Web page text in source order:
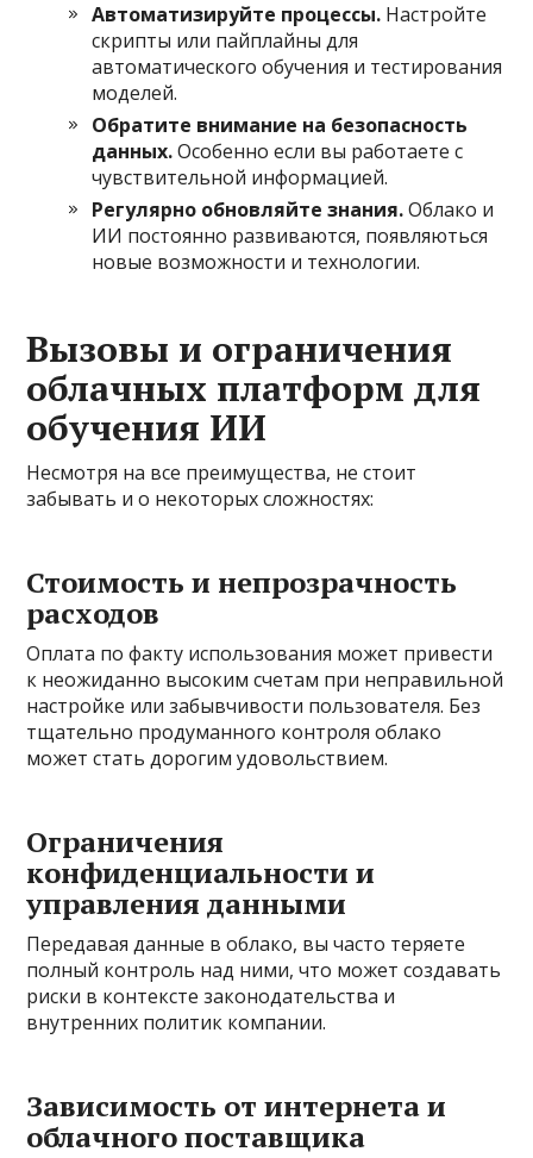
Автоматизируйте процессы. Настройте
скрипты или пайплайны для
автоматического обучения и тестирования
моделей.
Обратите внимание на безопасность
данных.Особенно если вы работаете с
чувствительной информацией.
Регулярно обновляйте знания.Облако и
ИИ постоянно развиваются, появляються
новые возможности и технологии.
Вызовы и ограничения
облачных платформ для
обучения ИИ
Несмотря на все преимущества, не стоит
забывать и о некоторых сложностях:
Стоимость и непрозрачность
расходов
Оплата по факту использования может привести
к неожиданно высоким счетам при неправильной
настройке или забывчивости пользователя. Без
тщательно продуманного контроля облако
может стать дорогим удовольствием.
Ограничения
конфиденциальности и
управления данными
Передавая данные в облако, вы часто теряете
полный контроль над ними, что может создавать
риски в контексте законодательства и
внутренних политик компании.
Зависимость от интернета и
облачного поставщика